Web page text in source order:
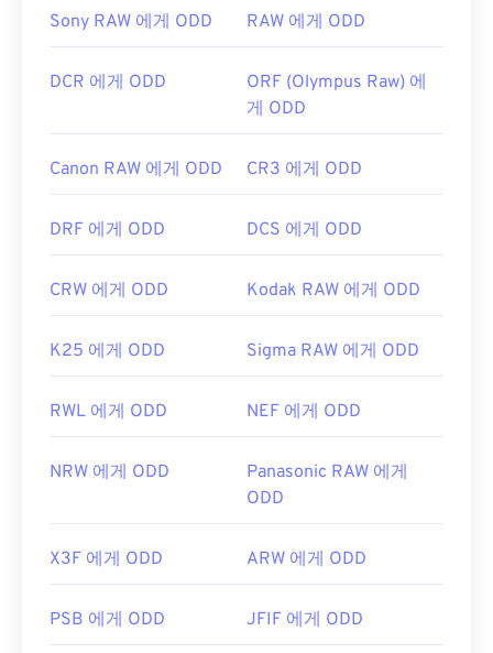
Sony RAW 에게 ODD RAW 에게 ODD
DCR 에게 ODD
ORF (Olympus Raw) 에
게 ODD
Canon RAW 에게 ODD CR3 에게 ODD
DRF 에게 ODD DCS 에게 ODD
CRW 에게 ODD Kodak RAW 에게 ODD
K25 에게 ODD Sigma RAW 에게 ODD
RWL 에게 ODD NEF 에게 ODD
NRW 에게 ODD
Panasonic RAW 에게
ODD
X3F 에게 ODD ARW 에게 ODD
PSB 에게 ODD JFIF 에게 ODD